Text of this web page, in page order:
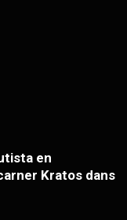
en
Kratos dans